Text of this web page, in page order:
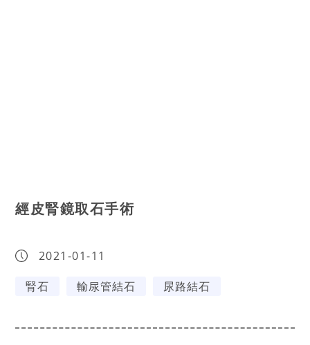
經皮腎鏡取石手術
2021-01-11
腎石
輸尿管結石 尿路結石